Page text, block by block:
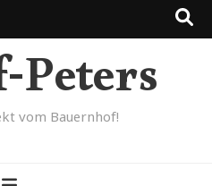
vom Bauernhof!